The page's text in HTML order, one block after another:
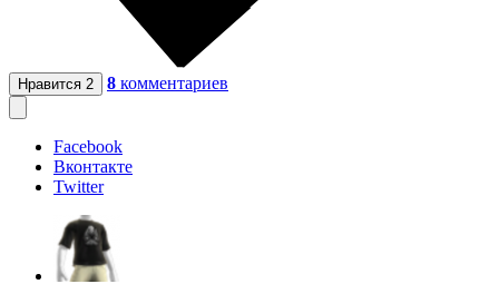
Нравится 2 8 комментариев
Facebook
Вконтакте
Twitter